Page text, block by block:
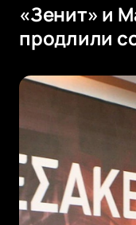
«Зенит» и
продлили